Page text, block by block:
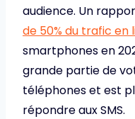
audience. Un
de 50% du trafic en
smartphones en
grande partie de
téléphones et est
répondre aux SMS.